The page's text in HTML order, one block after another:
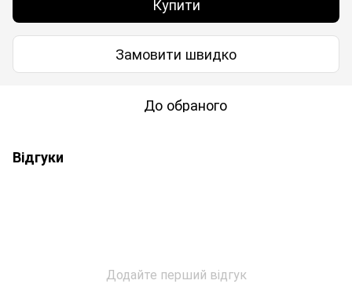
Замовити швидко
До обраного
Відгуки
Додайте перший відгук